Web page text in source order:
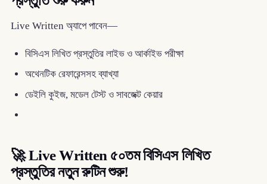
Live Written অ্যাপে পাবেন—
বিসিএস লিখিত প্রস্তুতির লাইভ ও আর্কাইভ পরীক্ষা
অথেনটিক রেফারেন্সসহ ব্যাখ্যা
ডেইলি কুইজ, মডেল টেস্ট ও সাবজেক্ট কেয়ার
🚀 Live Written ৫০তম বিসিএস লিখিত
প্রস্তুতির নতুন রুটিন শুরু!